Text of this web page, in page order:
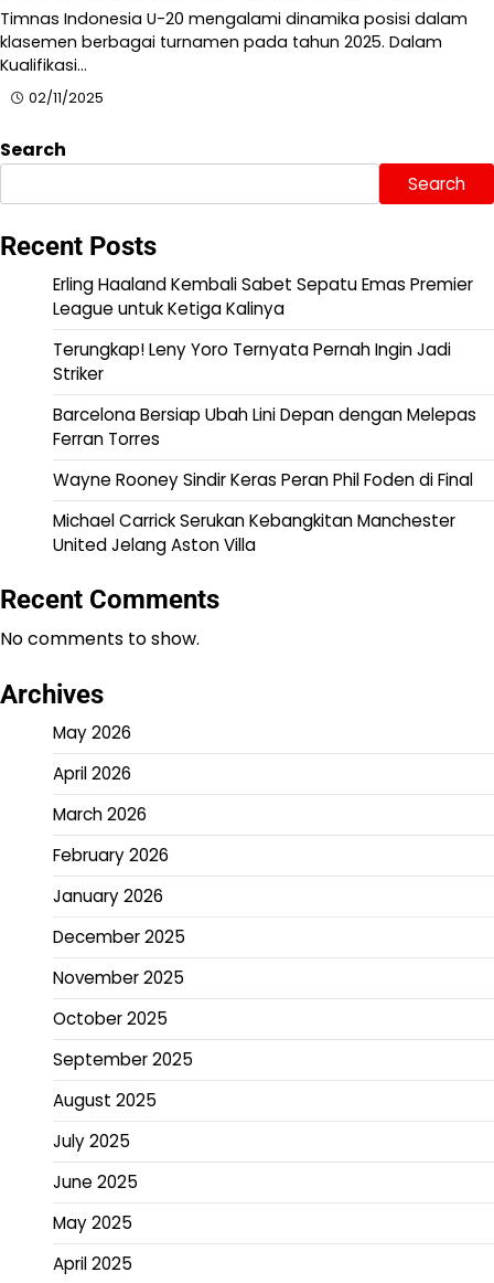
Timnas Indonesia U-20 mengalami dinamika posisi dalam
klasemen berbagai turnamen pada tahun 2025. ​Dalam
Kualifikasi…
02/11/2025
Search
Search
Recent Posts
Erling Haaland Kembali Sabet Sepatu Emas Premier
League untuk Ketiga Kalinya
Terungkap! Leny Yoro Ternyata Pernah Ingin Jadi
Striker
Barcelona Bersiap Ubah Lini Depan dengan Melepas
Ferran Torres
Wayne Rooney Sindir Keras Peran Phil Foden di Final
Michael Carrick Serukan Kebangkitan Manchester
United Jelang Aston Villa
Recent Comments
No comments to show.
Archives
May 2026
April 2026
March 2026
February 2026
January 2026
December 2025
November 2025
October 2025
September 2025
August 2025
July 2025
June 2025
May 2025
April 2025